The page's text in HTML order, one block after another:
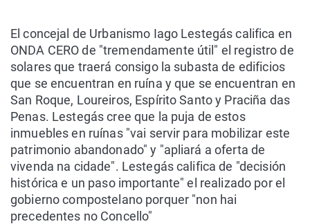
El concejal de Urbanismo Iago Lestegás califica en
ONDA CERO de "tremendamente útil" el registro de
solares que traerá consigo la subasta de edificios
que se encuentran en ruína y que se encuentran en
San Roque, Loureiros, Espírito Santo y Praciña das
Penas. Lestegás cree que la puja de estos
inmuebles en ruínas "vai servir para mobilizar este
patrimonio abandonado" y "apliará a oferta de
vivenda na cidade". Lestegás califica de "decisión
histórica e un paso importante" el realizado por el
gobierno compostelano porquer "non hai
precedentes no Concello"